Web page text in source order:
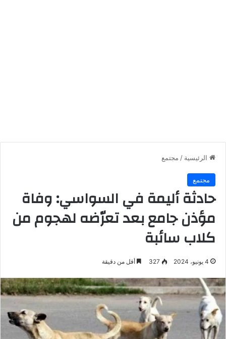
الرئيسية / مجتمع
مجتمع
حادثة أليمة في السواسي: وفاة
مؤذن جامع بعد تعرّضه لهجوم من
كلاب سائبة
4 يونيو، 2024 327 أقل من دقيقة